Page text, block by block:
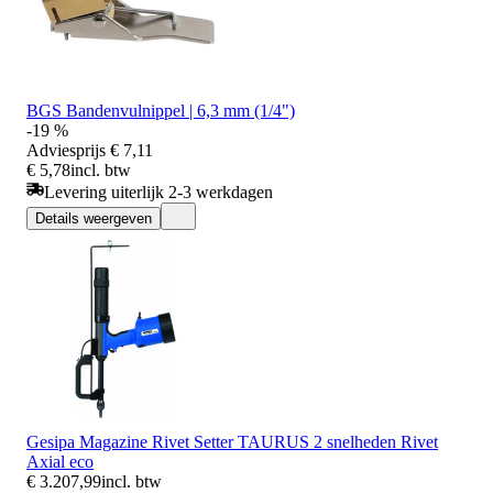
BGS Bandenvulnippel | 6,3 mm (1/4")
-19 %
Adviesprijs € 7,11
€ 5,78incl. btw
Levering uiterlijk 2-3 werkdagen
Details weergeven
Gesipa Magazine Rivet Setter TAURUS 2 snelheden Rivet
Axial eco
€ 3.207,99incl. btw